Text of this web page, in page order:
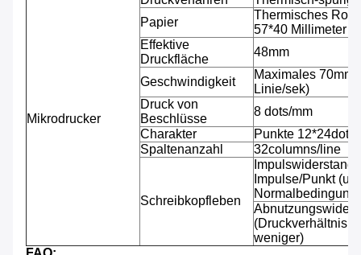
Mikrodrucker
Papier
Thermisches
57*40 Millimeter
Effektive
Druckfläche
48mm
Geschwindigkeit
Maximales
Linie/sek)
Druck von
Beschlüsse
8 dots/mm
Charakter
Punkte 12*24dots
Spaltenanzahl
32columns/line
Schreibkopfleben
Impulse/Punkt
(Druckverhältnis
weniger)